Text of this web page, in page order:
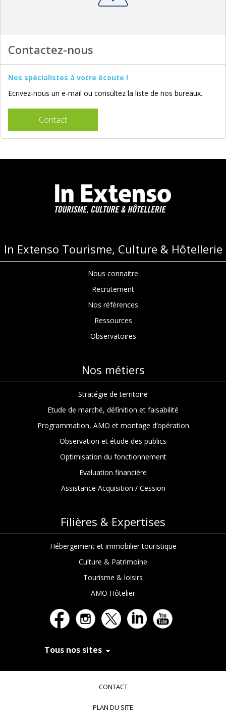
Contactez-nous
Nos spécialistes à votre écoute !
Ecrivez-nous un e-mail ou consultez la liste de nos bureaux.
Contact
In Extenso Tourisme, Culture & Hôtellerie
Nous connaitre
Recrutement
Nos références
Ressources
Observatoires
Nos métiers
Stratégie de territoire
Etude de marché, définition et faisabilité
Programmation, AMO et montage d’opération
Observation et étude des publics
Optimisation du fonctionnement
Evaluation financière
Assistance Acquisition / Cession
Filières & Expertises
Hébergement et immobilier touristique
Culture & Patrimoine
Tourisme & loisirs
AMO Hôtelier
Tous nos sites
In Extenso Tourisme, Culture & Hôtellerie
CONTACT
PLAN DU SITE